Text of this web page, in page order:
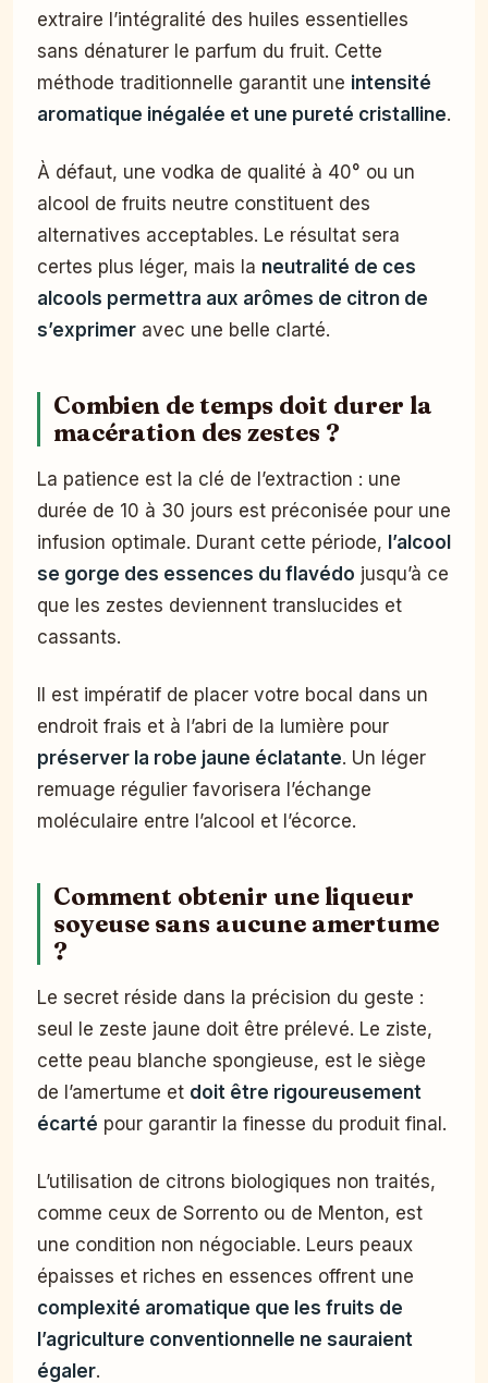
extraire l’intégralité des huiles essentielles
sans dénaturer le parfum du fruit. Cette
méthode traditionnelle garantit une intensité
aromatique inégalée et une pureté cristalline.
À défaut, une vodka de qualité à 40° ou un
alcool de fruits neutre constituent des
alternatives acceptables. Le résultat sera
certes plus léger, mais la neutralité de ces
alcools permettra aux arômes de citron de
s’exprimer avec une belle clarté.
Combien de temps doit durer la
macération des zestes ?
La patience est la clé de l’extraction : une
durée de 10 à 30 jours est préconisée pour une
infusion optimale. Durant cette période, l’alcool
se gorge des essences du flavédo jusqu’à ce
que les zestes deviennent translucides et
cassants.
Il est impératif de placer votre bocal dans un
endroit frais et à l’abri de la lumière pour
préserver la robe jaune éclatante. Un léger
remuage régulier favorisera l’échange
moléculaire entre l’alcool et l’écorce.
Comment obtenir une liqueur
soyeuse sans aucune amertume
?
Le secret réside dans la précision du geste :
seul le zeste jaune doit être prélevé. Le ziste,
cette peau blanche spongieuse, est le siège
de l’amertume et doit être rigoureusement
écarté pour garantir la finesse du produit final.
L’utilisation de citrons biologiques non traités,
comme ceux de Sorrento ou de Menton, est
une condition non négociable. Leurs peaux
épaisses et riches en essences offrent une
complexité aromatique que les fruits de
l’agriculture conventionnelle ne sauraient
égaler.